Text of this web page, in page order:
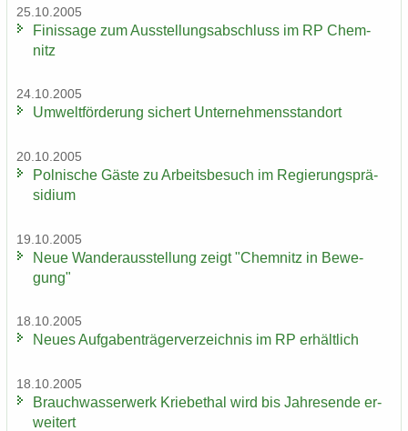
25.10.2005
Fi­nis­sa­ge zum Aus­stel­lungs­ab­schluss im RP Chem­
nitz
24.10.2005
Um­welt­för­de­rung si­chert Un­ter­neh­mens­stand­ort
20.10.2005
Pol­ni­sche Gäste zu Ar­beits­be­such im Re­gie­rungs­prä­
si­di­um
19.10.2005
Neue Wan­der­aus­stel­lung zeigt "Chem­nitz in Be­we­
gung"
18.10.2005
Neues Auf­ga­ben­trä­ger­ver­zeich­nis im RP er­hält­lich
18.10.2005
Brauch­was­ser­werk Krie­be­thal wird bis Jah­res­en­de er­
wei­tert